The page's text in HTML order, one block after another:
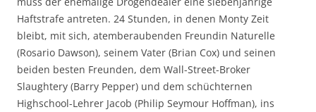
Haftstrafe antreten. 24 Stunden, in denen Monty Zeit
bleibt, mit sich, atemberaubenden Freundin Naturelle
(Rosario Dawson), seinem Vater (Brian Cox) und seinen
beiden besten Freunden, dem Wall-Street-Broker
Slaughtery (Barry Pepper) und dem schüchternen
Highschool-Lehrer Jacob (Philip Seymour Hoffman), ins